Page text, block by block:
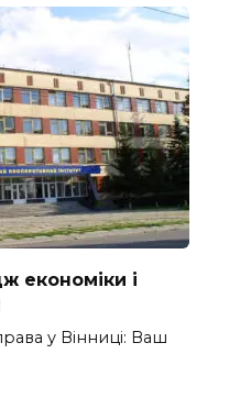
економіки і
у Вінниці: Ваш